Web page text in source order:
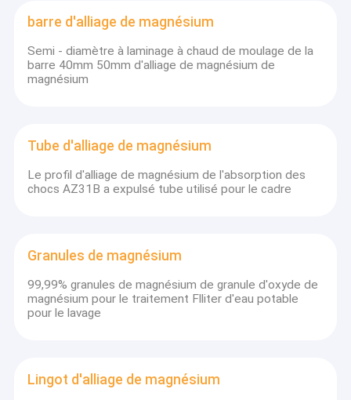
barre d'alliage de magnésium
Semi - diamètre à laminage à chaud de moulage de la
barre 40mm 50mm d'alliage de magnésium de
magnésium
Tube d'alliage de magnésium
Le profil d'alliage de magnésium de l'absorption des
chocs AZ31B a expulsé tube utilisé pour le cadre
Granules de magnésium
99,99% granules de magnésium de granule d'oxyde de
magnésium pour le traitement Flliter d'eau potable
pour le lavage
Lingot d'alliage de magnésium